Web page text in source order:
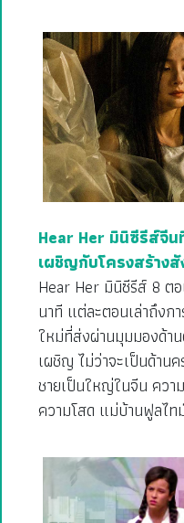
Hear Her มินิซีรีส์จี
เผชิญกับโครงสร้าง
Hear Her มินิซีรีส์ 8 ต
นาที แต่ละตอนเล่าถึงก
ใหม่ที่ส่งผ่านมุมมองด้า
เผชิญ ไม่ว่าจะเป็นด้าน
ชายเป็นใหญ่ในจีน คว
ความโสด แม่บ้านฟูลไ